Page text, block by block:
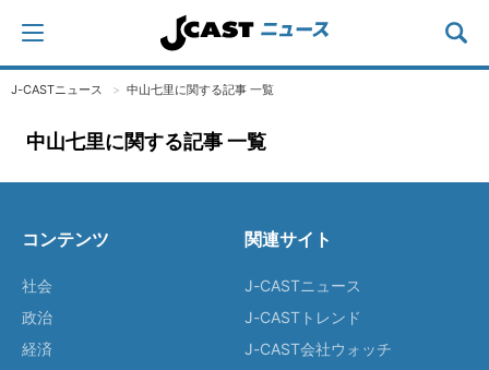
J-CASTニュース 中山七里に関する記事 一覧
中山七里に関する記事 一覧
コンテンツ
社会
政治
経済
関連サイト
J-CASTニュース
J-CASTトレンド
J-CAST会社ウォッチ